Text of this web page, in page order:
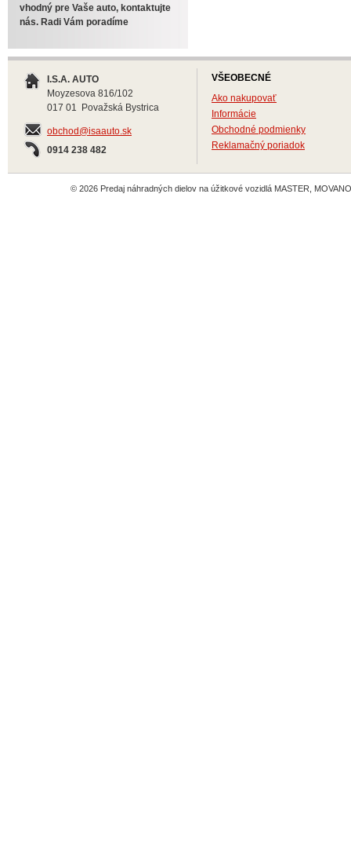
vhodný pre Vaše auto, kontaktujte
nás. Radi Vám poradíme
I.S.A. AUTO
Moyzesova 816/102
017 01 Považská Bystrica
obchod@isaauto.sk
0914 238 482
VŠEOBECNÉ
Ako nakupovať
Informácie
Obchodné podmienky
Reklamačný poriadok
© 2026 Predaj náhradných dielov na úžitkové vozidlá MASTER,